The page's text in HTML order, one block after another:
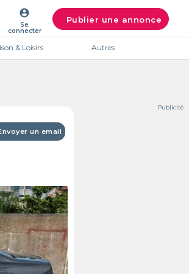
account_circle
Se
connecter
Publier une annonce
& Loisirs Autres
un email
Publicité